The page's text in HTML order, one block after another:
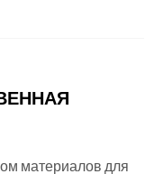
материалов для